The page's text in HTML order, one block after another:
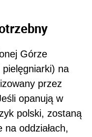
Górze
pielęgniarki) na
przez
opanują w
polski, zostaną
oddziałach,